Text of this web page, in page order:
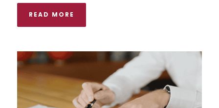
READ MORE